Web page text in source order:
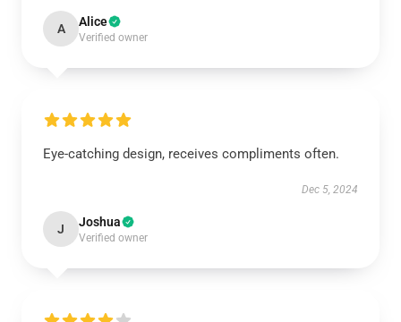
A Alice
Verified owner
Eye-catching design, receives compliments often.
Dec 5, 2024
J Joshua
Verified owner